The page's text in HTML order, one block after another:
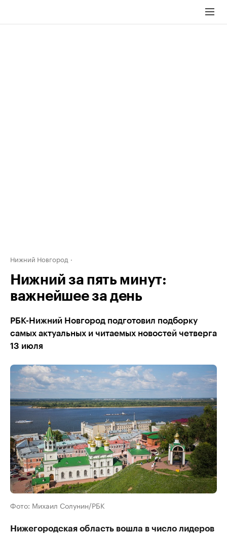
Нижний Новгород
Нижний за пять минут:
важнейшее за день
РБК-Нижний Новгород подготовил подборку
самых актуальных и читаемых новостей четверга
13 июля
Фото: Михаил Солунин/РБК
Нижегородская область вошла в число лидеров